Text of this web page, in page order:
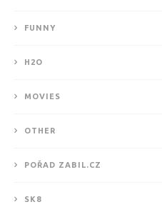
FUNNY
H2O
MOVIES
OTHER
POŘAD ZABIL.CZ
SK8